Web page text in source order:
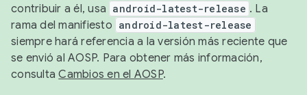
contribuir a él, usa android-latest-release . La
rama del manifiesto android-latest-release
siempre hará referencia a la versión más reciente que
se envió al AOSP. Para obtener más información,
consultaCambios en el AOSP.